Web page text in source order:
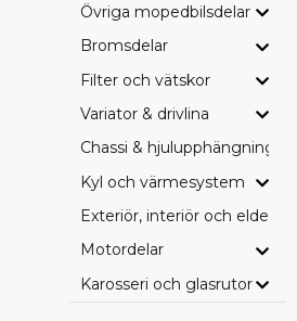
Övriga mopedbilsdelar
Bromsdelar
Filter och vätskor
Variator & drivlina
Chassi & hjulupphängning
Kyl och värmesystem
Exteriör, interiör och eldetaljer
Motordelar
Karosseri och glasrutor